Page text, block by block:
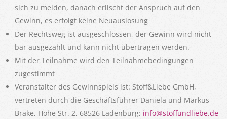
sich zu melden, danach erlischt der Anspruch auf den
Gewinn, es erfolgt keine Neuauslosung
Der Rechtsweg ist ausgeschlossen, der Gewinn wird nicht
bar ausgezahlt und kann nicht übertragen werden.
Mit der Teilnahme wird den Teilnahmebedingungen
zugestimmt
Veranstalter des Gewinnspiels ist: Stoff&Liebe GmbH,
vertreten durch die Geschäftsführer Daniela und Markus
Brake, Hohe Str. 2, 68526 Ladenburg; info@stoffundliebe.de